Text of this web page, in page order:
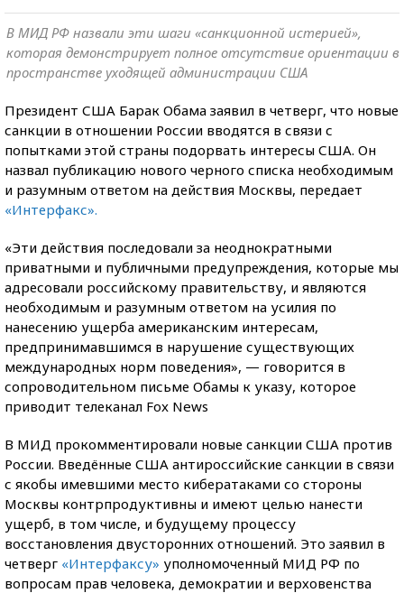
В МИД РФ назвали эти шаги «санкционной истерией»,
которая демонстрирует полное отсутствие ориентации в
пространстве уходящей администрации США
Президент США Барак Обама заявил в четверг, что новые
санкции в отношении России вводятся в связи с
попытками этой страны подорвать интересы США. Он
назвал публикацию нового черного списка необходимым
и разумным ответом на действия Москвы, передает
«Интерфакс».
«Эти действия последовали за неоднократными
приватными и публичными предупреждения, которые мы
адресовали российскому правительству, и являются
необходимым и разумным ответом на усилия по
нанесению ущерба американским интересам,
предпринимавшимся в нарушение существующих
международных норм поведения», — говорится в
сопроводительном письме Обамы к указу, которое
приводит телеканал Fox News
В МИД прокомментировали новые санкции США против
России. Введённые США антироссийские санкции в связи
с якобы имевшими место кибератаками со стороны
Москвы контрпродуктивны и имеют целью нанести
ущерб, в том числе, и будущему процессу
восстановления двусторонних отношений. Это заявил в
четверг «Интерфаксу» уполномоченный МИД РФ по
вопросам прав человека, демократии и верховенства